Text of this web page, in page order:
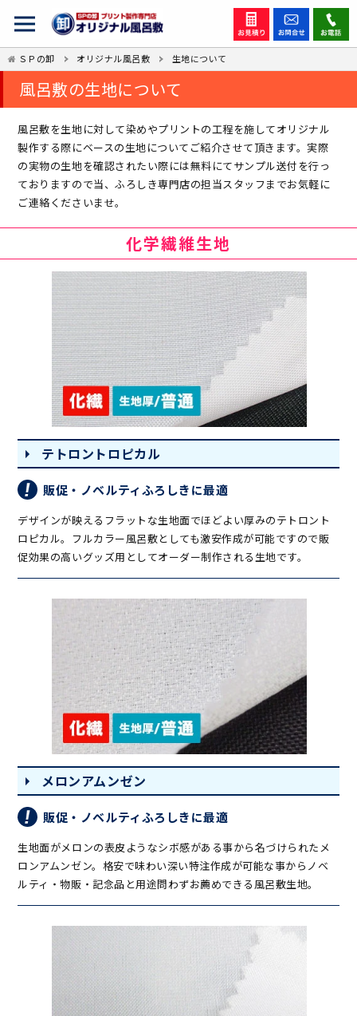
ＳＰの卸 オリジナル風呂敷 生地について
風呂敷の生地について
風呂敷を生地に対して染めやプリントの工程を施してオリジナル
製作する際にベースの生地についてご紹介させて頂きます。実際
の実物の生地を確認されたい際には無料にてサンプル送付を行っ
ておりますので当、ふろしき専門店の担当スタッフまでお気軽に
ご連絡くださいませ。
化学繊維生地
テトロントロピカル
販促・ノベルティふろしきに最適
デザインが映えるフラットな生地面でほどよい厚みのテトロント
ロピカル。フルカラー風呂敷としても激安作成が可能ですので販
促効果の高いグッズ用としてオーダー制作される生地です。
メロンアムンゼン
販促・ノベルティふろしきに最適
生地面がメロンの表皮ようなシボ感がある事から名づけられたメ
ロンアムンゼン。格安で味わい深い特注作成が可能な事からノベ
ルティ・物販・記念品と用途問わずお薦めできる風呂敷生地。